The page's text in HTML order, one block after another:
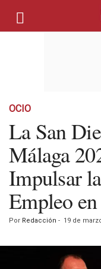
OCIO
La San
Málaga
Impulsar
Empleo
Por Redacción - 19 de